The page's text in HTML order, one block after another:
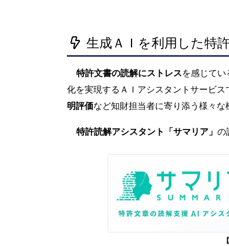
生成ＡＩを利用した特
特許文書の読解にストレスを感じてい
化を実現するＡＩアシスタントサービス
明評価など知財担当者に寄り添う様々な
特許読解アシスタント「サマリア」 の